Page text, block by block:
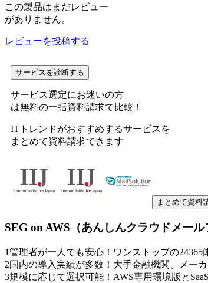
この製品はまだレビュー
がありません。
レビューを投稿する
サービスを診断する
サービス選定にお迷いの方
は無料の一括資料請求で比較！
ITトレンドがおすすめするサービスを
まとめて資料請求できます
まとめて資料
SEG on AWS（あんしんクラウドメール
1管理者が一人でも安心！ワンストップの24365
2国内の導入実績が多数！大手金融機関、メー
3規模に応じて選択可能！AWS専用環境版と